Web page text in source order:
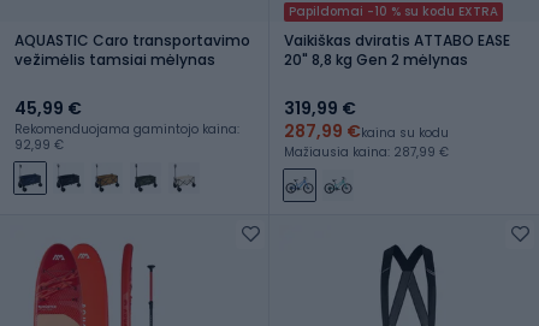
AQUASTIC Caro transportavimo
vežimėlis tamsiai mėlynas
45,99 €
Rekomenduojama gamintojo kaina:
92,99 €
Papildomai -10 % su kodu EXTRA
Vaikiškas dviratis ATTABO EASE
20" 8,8 kg Gen 2 mėlynas
319,99 €
287,99 €kaina su kodu
Mažiausia kaina: 287,99 €